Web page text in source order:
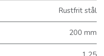
Rustfrit stål
200 mm